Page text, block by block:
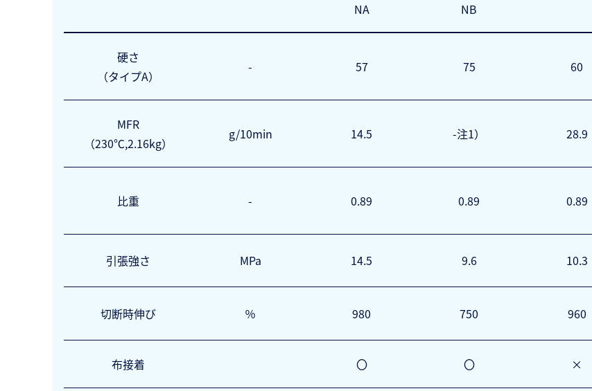
NA
NB
硬さ
（タイプA）
- 57 75 60
MFR
（230℃,2.16kg）
g/10min 14.5 -注1） 28.9
比重 - 0.89 0.89 0.89
引張強さ MPa 14.5 9.6 10.3
切断時伸び ％ 980 750 960
布接着 〇 〇 ×